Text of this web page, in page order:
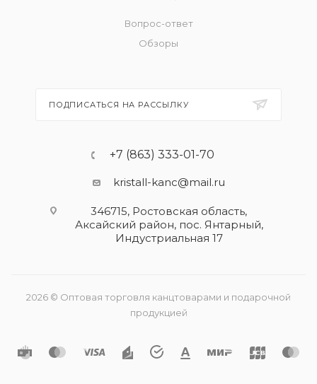
Вопрос-ответ
Обзоры
ПОДПИСАТЬСЯ НА РАССЫЛКУ
+7 (863) 333-01-70
kristall-kanc@mail.ru
346715, Ростовская область​,
Аксайский район, пос. Янтарный,
Индустриальная 17
2026 © Оптовая торговля канцтоварами и подарочной
продукцией